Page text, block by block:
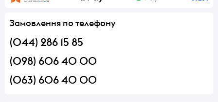
Замовлення по телефону
(044) 286 15 85
(098) 606 40 00
(063) 606 40 00